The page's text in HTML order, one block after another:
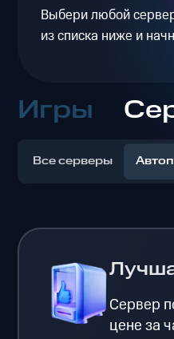
Выбери любой
из списка ниже и
Игры
Все серверы
Сервер
цене за